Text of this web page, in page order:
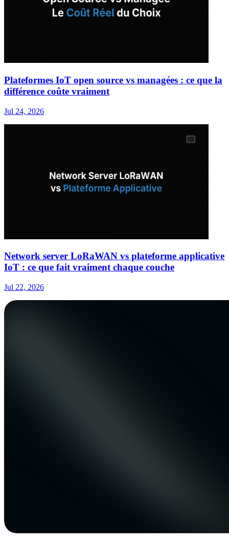
Plateformes IoT open source vs managées : ce que la
différence coûte vraiment
Jul 24, 2026
Network server LoRaWAN vs plateforme applicative
IoT : ce que fait vraiment chaque couche
Jul 22, 2026